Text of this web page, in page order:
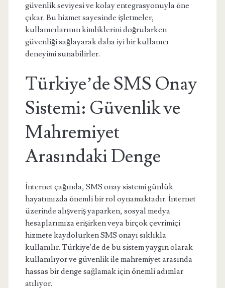
güvenlik seviyesi ve kolay entegrasyonuyla öne
çıkar. Bu hizmet sayesinde işletmeler,
kullanıcılarının kimliklerini doğrularken
güvenliği sağlayarak daha iyi bir kullanıcı
deneyimi sunabilirler.
Türkiye’de SMS Onay
Sistemi: Güvenlik ve
Mahremiyet
Arasındaki Denge
İnternet çağında, SMS onay sistemi günlük
hayatımızda önemli bir rol oynamaktadır. İnternet
üzerinde alışveriş yaparken, sosyal medya
hesaplarımıza erişirken veya birçok çevrimiçi
hizmete kaydolurken SMS onayı sıklıkla
kullanılır. Türkiye'de de bu sistem yaygın olarak
kullanılıyor ve güvenlik ile mahremiyet arasında
hassas bir denge sağlamak için önemli adımlar
atılıyor.